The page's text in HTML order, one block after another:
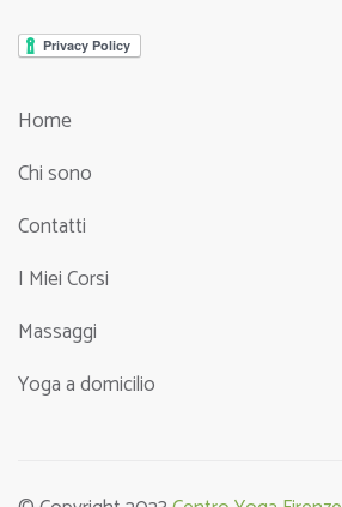
Home
Chi sono
Contatti
I Miei Corsi
Massaggi
Yoga a domicilio